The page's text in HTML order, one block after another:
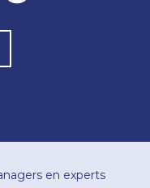
en experts